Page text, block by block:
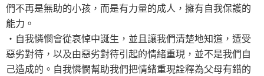
們不再是無助的小孩，而是有力量的成人，擁有自我保護的
能力。
‧自我憐憫會從哀悼中誕生，並且讓我們清楚地知道，遭受
惡劣對待，以及由惡劣對待引起的情緒重現，並不是我們自
己造成的。自我憐憫幫助我們把情緒重現詮釋為父母有錯的